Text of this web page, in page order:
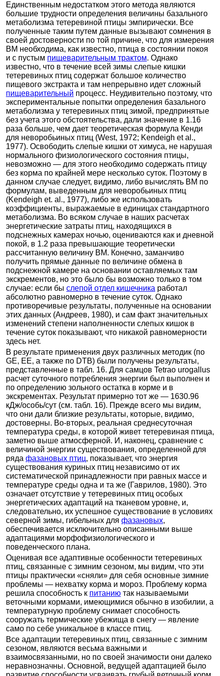
Единственным недостатком этого метода являются
большие трудности определения величины базального
метаболизма тетеревиной птицы эмпирически. Все
полученные таким путем данные вызывают сомнения в
своей достоверности по той причине, что для измерения
ВМ необходима, как известно, птица в состоянии покоя
и с пустым пищеварительным трактом. Однако
известно, что в течение всей зимы слепые кишки
тетеревиных птиц содержат большое количество
пищевого экстракта и там непрерывно идет сложный
пищеварительный процесс. Неудивительно поэтому, что
экспериментальные попытки определения базального
метаболизма у тетеревиных птиц зимой, предпринятые
без учета этого обстоятельства, дали значение в 1.16
раза больше, чем дает теоретическая формула Кенди
для неворобьиных птиц (West, 1972; Kendeigh et al.,
1977). Освободить слепые кишки от химуса, не нарушая
нормального физиологического состояния птицы,
невозможно — для этого необходимо содержать птицу
без корма по крайней мере несколько суток. Поэтому в
данном случае следует, видимо, либо вычислять ВМ по
формулам, выведенным для неворобьиных птиц
(Kendeigh et. al., 1977), либо же использовать
коэффициенты, выражаемые в единицах стандартного
метаболизма. Во всяком случае в наших расчетах
энергетические затраты птиц, находящихся в
подснежных камерах ночью, оцениваются как и дневной
покой, в 1.2 раза превышающие теоретически
рассчитанную величину ВМ. Конечно, заманчиво
получить прямые данные по величине обмена в
подснежной камере на основании оставляемых там
экскрементов, но это было бы возможно только в том
случае: если бы слепой отдел кишечника работал
абсолютно равномерно в течение суток. Однако
противоречивые результаты, полученные на основании
этих данных (Андреев, 1980), и сам факт значительных
изменений степени наполненности слепых кишок в
течение суток показывают, что никакой равномерности
здесь нет.
В результате применения двух различных методик (по
GE, ЕЕ, а также по DTB) были получены результаты,
представленные в табл. 16. Для самцов Tetrao urogallus
расчет суточного потребления энергии был выполнен и
по определению зольного остатка в корме и в
экскрементах. Результат примерно тот же — 1630.96
кДж/особь/сут (см. табл. 16). Прежде всего мы видим,
что они дали близкие результаты, которые, видимо,
достоверны. Во-вторых, реальная среднесуточная
температура среды, в которой живет тетеревиная птица,
заметно выше атмосферной. И, наконец, сравнение с
величиной энергии существования, определенной для
ряда фазановых птиц, показывает, что энергия
существования куриных птиц независимо от их
систематической принадлежности при равных массе и
температуре среды одна и та же (Гаврилов, 1980). Это
означает отсутствие у тетеревиных птиц особых
энергетических адаптаций на тканевом уровне, и,
следовательно, их успешное существование в условиях
северной зимы, гибельных для фазановых,
обеспечивается исключительно описанными выше
адаптациями морфофизиологического и
поведенческого плана.
Оценивая все адаптивные особенности тетеревиных
птиц, связанные с зимним сезоном, мы видим, что эти
птицы практически «сняли» для себя основные зимние
проблемы — нехватку корма и мороз. Проблему корма
решила способность к питанию так называемыми
веточными кормами, имеющимися обычно в изобилии, а
температурную проблему снимает способность
сооружать термические убежища в снегу — явление
само по себе уникальное в классе птиц.
Все адаптации тетеревиных птиц, связанные с зимним
сезоном, являются весьма важными и
взаимосвязанными, но по своей значимости они далеко
неравнозначны. Основной, ведущей адаптацией было